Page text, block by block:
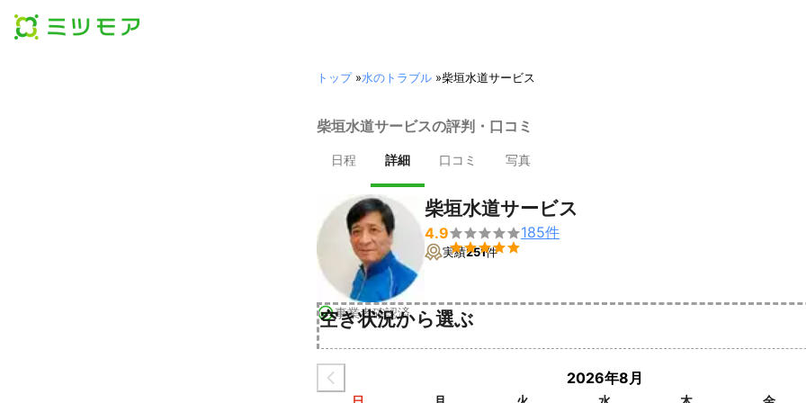
トップ»水のトラブル »柴垣水道サービス
柴垣水道サービスの評判・口コミ
日程 詳細 口コミ 写真
事業者確認済
柴垣水道サービス
4.9

185件
実績251件
空き状況から選ぶ
2026年8月